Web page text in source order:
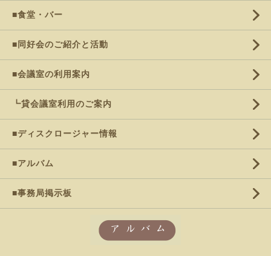
■食堂・バー
■同好会のご紹介と活動
■会議室の利用案内
┗貸会議室利用のご案内
■ディスクロージャー情報
■アルバム
■事務局掲示板